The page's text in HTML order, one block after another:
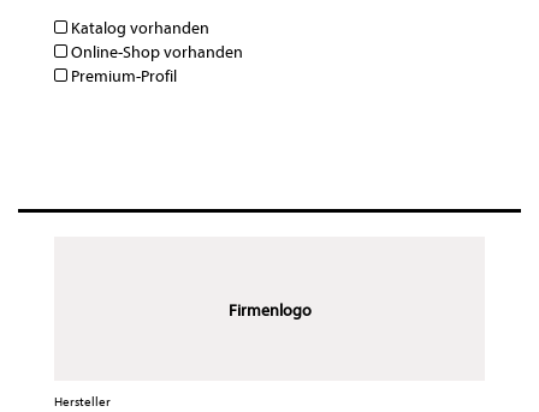
Katalog vorhanden
Online-Shop vorhanden
Premium-Profil
Firmenlogo
Hersteller